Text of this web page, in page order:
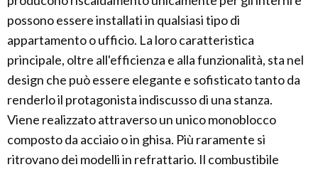
possono essere installati in qualsiasi tipo di
appartamento o ufficio. La loro caratteristica
principale, oltre all'efficienza e alla funzionalità, sta nel
design che può essere elegante e sofisticato tanto da
renderlo il protagonista indiscusso di una stanza.
Viene realizzato attraverso un unico monoblocco
composto da acciaio o in ghisa. Più raramente si
ritrovano dei modelli in refrattario. Il combustibile